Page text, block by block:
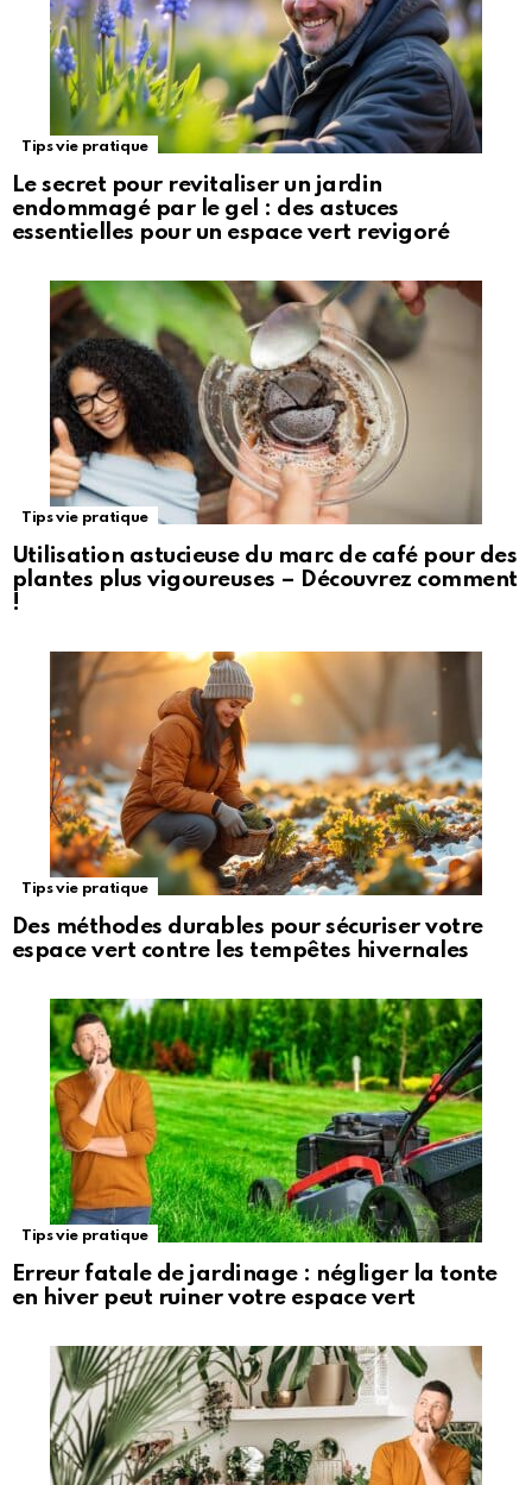
Tips vie pratique
Le secret pour revitaliser un jardin
endommagé par le gel : des astuces
essentielles pour un espace vert revigoré
Tips vie pratique
Utilisation astucieuse du marc de café pour des
plantes plus vigoureuses – Découvrez comment
!
Tips vie pratique
Des méthodes durables pour sécuriser votre
espace vert contre les tempêtes hivernales
Tips vie pratique
Erreur fatale de jardinage : négliger la tonte
en hiver peut ruiner votre espace vert